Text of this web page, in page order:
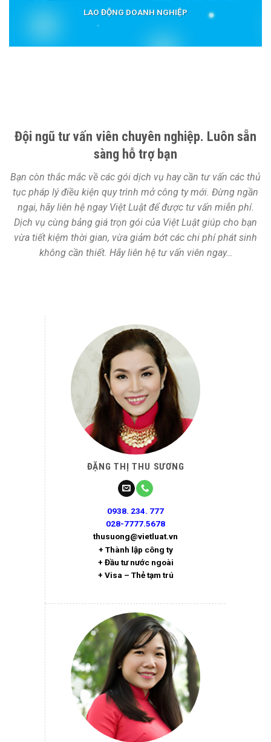
LAO ĐỘNG DOANH NGHIỆP
Đội ngũ tư vấn viên chuyên nghiệp. Luôn sẵn
sàng hỗ trợ bạn
Bạn còn thắc mắc về các gói dịch vụ hay cần tư vấn các thủ
tục pháp lý điều kiện quy trình mở công ty mới. Đừng ngần
ngại, hãy liên hệ ngay Việt Luật để được tư vấn miễn phí.
Dịch vụ cùng bảng giá trọn gói của Việt Luật giúp cho bạn
vừa tiết kiệm thời gian, vừa giảm bớt các chi phí phát sinh
không cần thiết. Hãy liên hệ tư vấn viên ngay…
ĐẶNG THỊ THU SƯƠNG
0938. 234. 777
028-7777.5678
thusuong@vietluat.vn
+ Thành lập công ty
+ Đầu tư nước ngoài
+ Visa – Thẻ tạm trú